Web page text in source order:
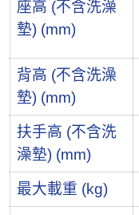
座高 (不含洗澡
墊) (mm)
背高 (不含洗澡
墊) (mm)
扶手高 (不含洗
澡墊) (mm)
最大載重 (kg)